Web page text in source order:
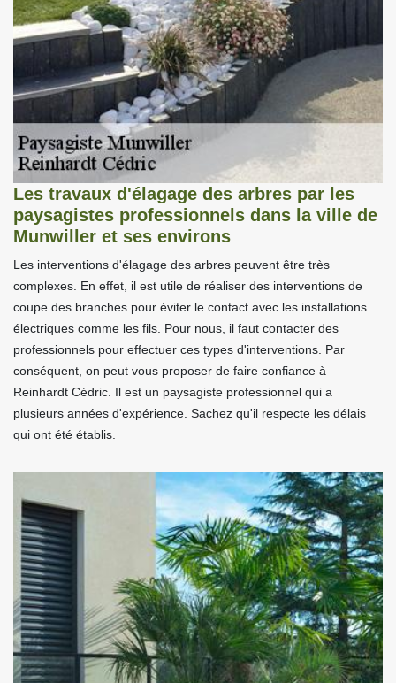
Les travaux d'élagage des arbres par les
paysagistes professionnels dans la ville de
Munwiller et ses environs
Les interventions d'élagage des arbres peuvent être très
complexes. En effet, il est utile de réaliser des interventions de
coupe des branches pour éviter le contact avec les installations
électriques comme les fils. Pour nous, il faut contacter des
professionnels pour effectuer ces types d'interventions. Par
conséquent, on peut vous proposer de faire confiance à
Reinhardt Cédric. Il est un paysagiste professionnel qui a
plusieurs années d'expérience. Sachez qu'il respecte les délais
qui ont été établis.